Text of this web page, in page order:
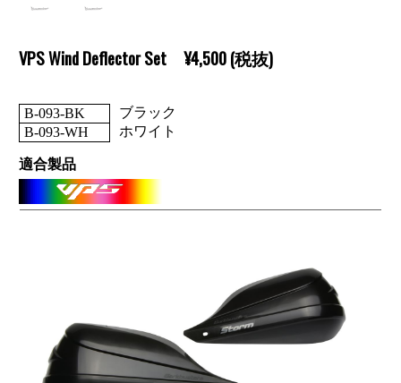
VPS Wind Deflector Set ¥4,500 (税抜)
B-093-BK
ブラック
B-093-WH
ホワイト
適合製品